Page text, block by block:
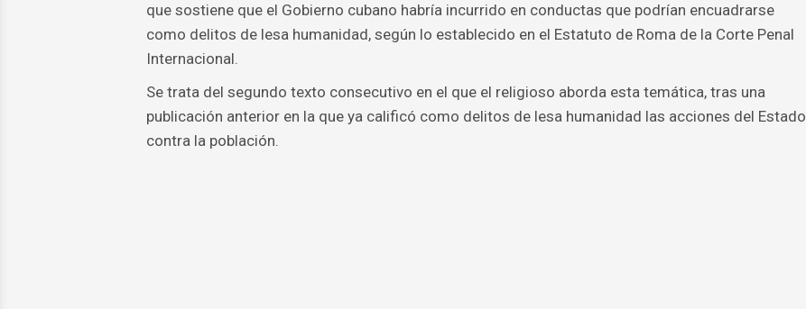
que sostiene que el Gobierno cubano habría incurrido en conductas que podrían encuadrarse
como delitos de lesa humanidad, según lo establecido en el Estatuto de Roma de la Corte Penal
Internacional.
Se trata del segundo texto consecutivo en el que el religioso aborda esta temática, tras una
publicación anterior en la que ya calificó como delitos de lesa humanidad las acciones del Estado
contra la población.